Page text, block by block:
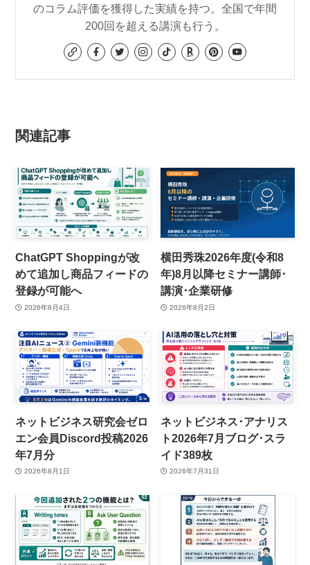
のコラム評価を獲得した実績を持つ。全国で年間
200回を超える講演も行う。
関連記事
ChatGPT Shoppingが改
めて追加し商品フィードの
登録が可能へ
2026年8月4日
横田秀珠2026年度(令和8
年)8月以降セミナー講師･
講演･企業研修
2026年8月2日
ネットビジネス研究会ゼロ
エン会員Discord投稿2026
年7月分
2026年8月1日
ネットビジネス･アナリス
ト2026年7月ブログ･スラ
イド389枚
2026年7月31日